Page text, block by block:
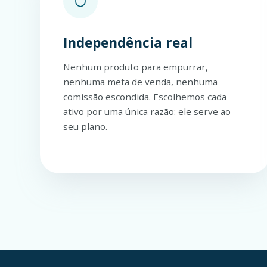
Independência real
Nenhum produto para empurrar,
nenhuma meta de venda, nenhuma
comissão escondida. Escolhemos cada
ativo por uma única razão: ele serve ao
seu plano.